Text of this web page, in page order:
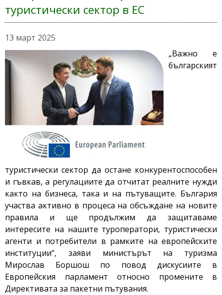
туристически сектор в ЕС
13 март 2025
„Важно е
българският
туристически сектор да остане конкурентоспособен
и гъвкав, а регулациите да отчитат реалните нужди
както на бизнеса, така и на пътуващите. България
участва активно в процеса на обсъждане на новите
правила и ще продължим да защитаваме
интересите на нашите туроператори, туристически
агенти и потребители в рамките на европейските
институции“, заяви министърът на туризма
Мирослав Боршош по повод дискусиите в
Европейския парламент относно промените в
Директивата за пакетни пътувания.